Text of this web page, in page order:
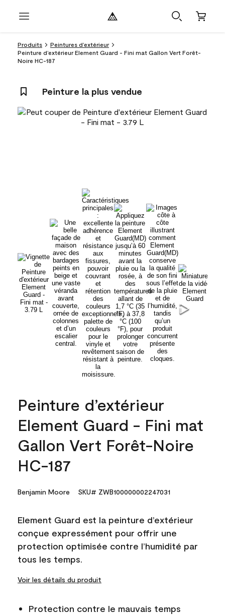
Produits
Peintures d’extérieur
Peinture d’extérieur Element Guard - Fini mat Gallon Vert Forêt-
Noire HC-187
Peinture la plus vendue
Peinture d’extérieur
Element Guard - Fini mat
Gallon Vert Forêt-Noire
HC-187
Benjamin Moore SKU# ZWB100000002247031
Element Guard est la peinture d’extérieur
conçue expressément pour offrir une
protection optimisée contre l’humidité par
tous les temps.
Voir les détails du produit
Protection contre le mauvais temps